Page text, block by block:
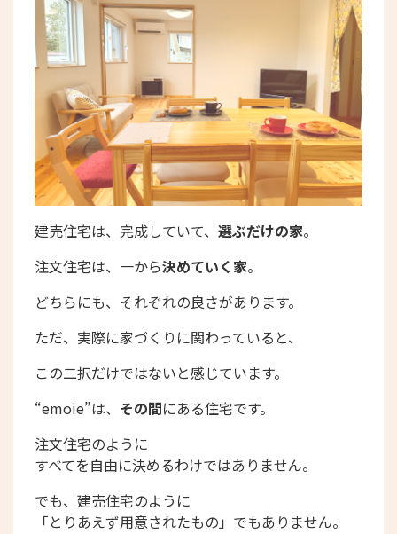
建売住宅は、完成していて、 選ぶだけの家。
注文住宅は、一から決めていく家。
どちらにも、それぞれの良さがあります。
ただ、実際に家づくりに関わっていると、
この二択だけではないと感じています。
“emoie”は、 その間にある住宅です。
注文住宅のように
すべてを自由に決めるわけではありません。
でも、建売住宅のように
「とりあえず用意されたもの」でもありません。